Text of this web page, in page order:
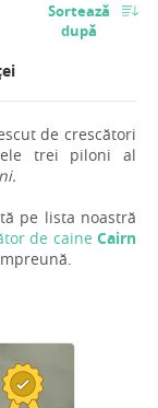
Sortează
după
de crescători
trei piloni al
pe lista noastră
de caine Cairn